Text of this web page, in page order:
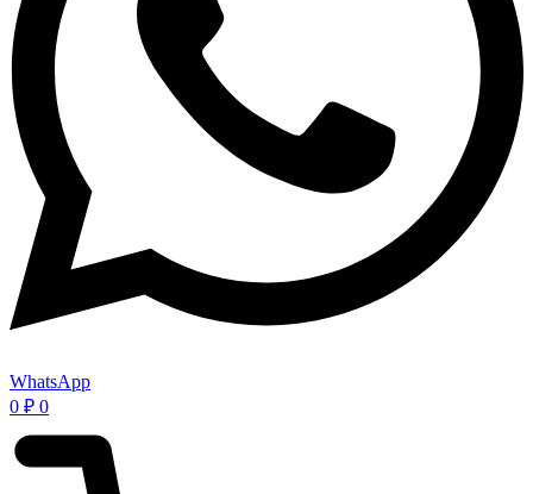
WhatsApp
0 ₽ 0